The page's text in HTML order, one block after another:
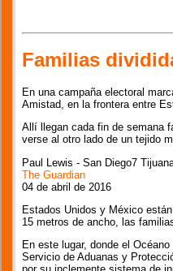
Familias
En una campaña electoral
Amistad, en la frontera entre
Allí llegan cada fin de semana
verse al otro lado de un tejido
Paul Lewis - San Diego7
The Guardian
04 de abril de 2016
Estados Unidos y México
15 metros de ancho, las
En este lugar, donde el
Servicio de Aduanas y